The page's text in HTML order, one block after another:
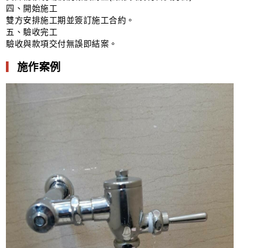
四、開始施工
雙方安排施工期並簽訂施工合約。
五、驗收完工
驗收與款項交付無誤即結案。
施作案例